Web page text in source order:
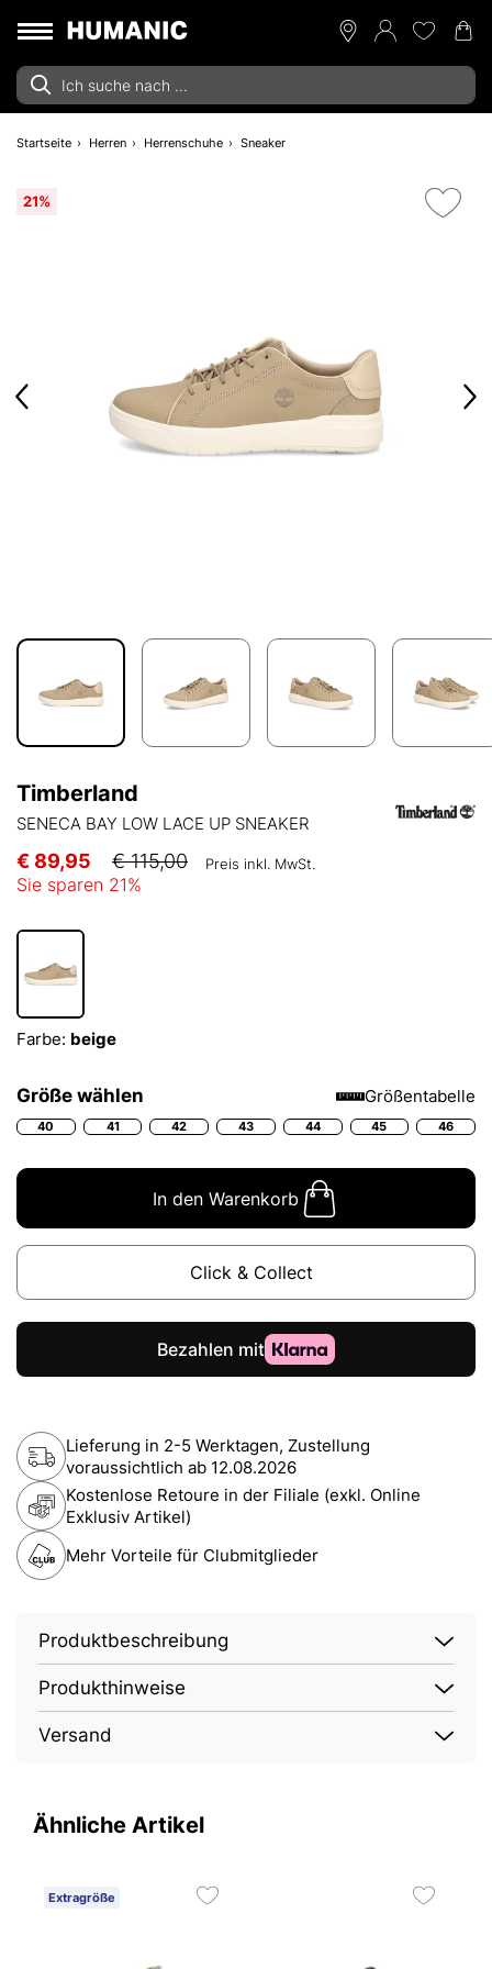
Startseite Herren Herrenschuhe Sneaker
21%
Timberland
SENECA BAY LOW LACE UP SNEAKER
€ 89,95 € 115,00 Preis inkl. MwSt.
Sie sparen 21%
Farbe: beige
Größe wählen Größentabelle
40 41 42 43 44 45 46
In den Warenkorb
Click & Collect
Lieferung in 2-5 Werktagen, Zustellung
voraussichtlich ab 12.08.2026
Kostenlose Retoure in der Filiale (exkl. Online
Exklusiv Artikel)
Mehr Vorteile für Clubmitglieder
Produktbeschreibung
Produkthinweise
Versand
Ähnliche Artikel
Extragröße